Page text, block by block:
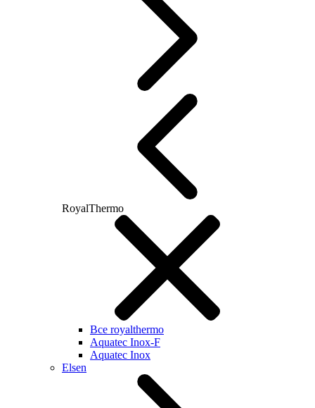
RoyalThermo
Все royalthermo
Aquatec Inox-F
Aquatec Inox
Elsen